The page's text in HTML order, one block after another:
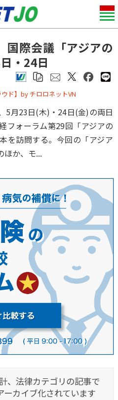
国際会議「アジアの
・24日
ド】by チロロネットVN
5月23日(木)・24日(金)の両日
フォーラム第29回「アジアの
を訪問する。今回の「アジア
ほか、モ...
、法律カテゴリの記事で
カイブ化されています